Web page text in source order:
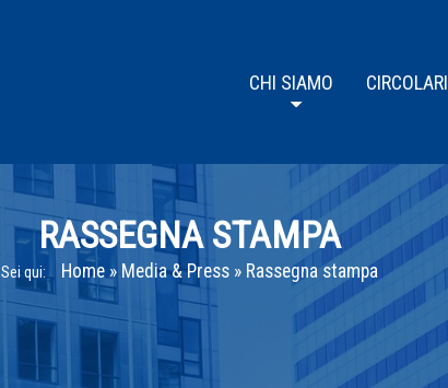
CHI SIAMO CIRCOLARI
RASSEGNA STAMPA
Sei qui: Home» Media & Press» Rassegna stampa